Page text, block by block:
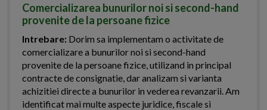
Comercializarea bunurilor noi si second-hand
provenite de la persoane fizice
Intrebare: Dorim sa implementam o activitate de
comercializare a bunurilor noi si second-hand
provenite de la persoane fizice, utilizand in principal
contracte de consignatie, dar analizam si varianta
achizitiei directe a bunurilor in vederea revanzarii. Am
identificat mai multe aspecte juridice, fiscale si